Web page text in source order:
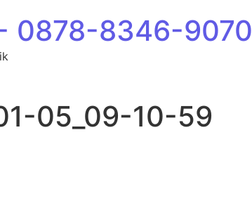
0878-8346-9070
05_09-10-59
photo_82_2026-01-05_09-10-59